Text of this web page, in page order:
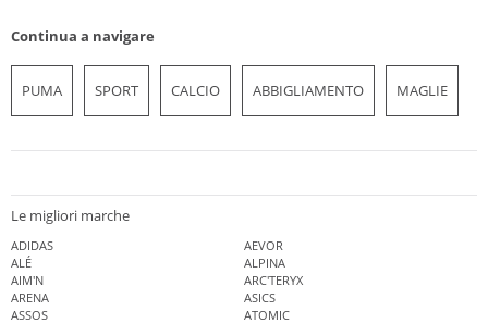
Continua a navigare
PUMA SPORT CALCIO ABBIGLIAMENTO MAGLIE
Le migliori marche
ADIDAS
AEVOR
ALÉ
ALPINA
AIM'N
ARC'TERYX
ARENA
ASICS
ASSOS
ATOMIC